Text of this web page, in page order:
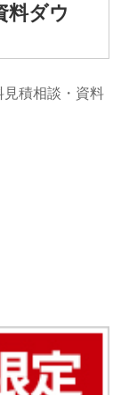
料ダウ
積相談・資料